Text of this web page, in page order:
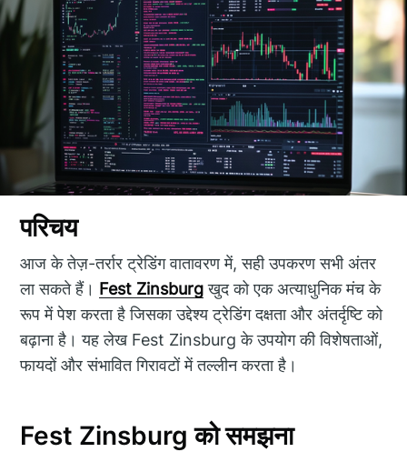
परिचय
आज के तेज़-तर्रार ट्रेडिंग वातावरण में, सही उपकरण सभी अंतर
ला सकते हैं। Fest Zinsburgखुद को एक अत्याधुनिक मंच के
रूप में पेश करता है जिसका उद्देश्य ट्रेडिंग दक्षता और अंतर्दृष्टि को
बढ़ाना है। यह लेख Fest Zinsburg के उपयोग की विशेषताओं,
फायदों और संभावित गिरावटों में तल्लीन करता है।
Fest Zinsburg को समझना